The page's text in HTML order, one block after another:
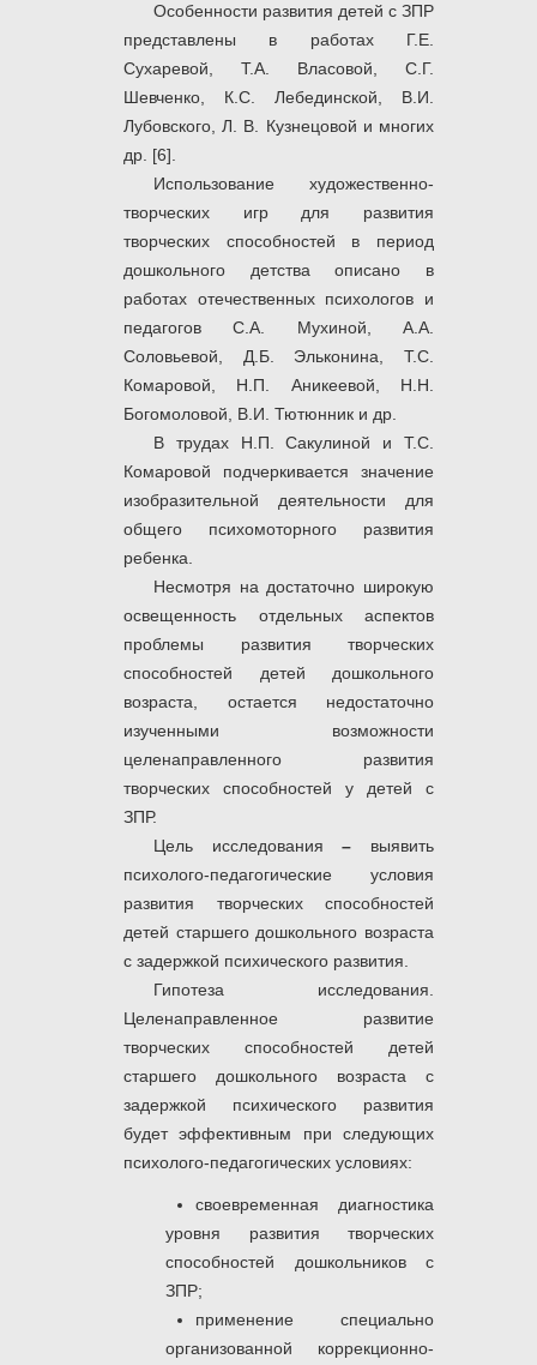
Особенности развития детей с ЗПР
представлены в работах Г.Е.
Сухаревой, Т.А. Власовой, С.Г.
Шевченко, К.С. Лебединской, В.И.
Лубовского, Л. В. Кузнецовой и многих
др. [6].
Использование художественно-
творческих игр для развития
творческих способностей в период
дошкольного детства описано в
работах отечественных психологов и
педагогов С.А. Мухиной, А.А.
Соловьевой, Д.Б. Эльконина, Т.С.
Комаровой, Н.П. Аникеевой, Н.Н.
Богомоловой, В.И. Тютюнник и др.
В трудах Н.П. Сакулиной и Т.С.
Комаровой подчеркивается значение
изобразительной деятельности для
общего психомоторного развития
ребенка.
Несмотря на достаточно широкую
освещенность отдельных аспектов
проблемы развития творческих
способностей детей дошкольного
возраста, остается недостаточно
изученными возможности
целенаправленного развития
творческих способностей у детей с
ЗПР.
Цель исследования – выявить
психолого-педагогические условия
развития творческих способностей
детей старшего дошкольного возраста
с задержкой психического развития.
Гипотеза исследования.
Целенаправленное развитие
творческих способностей детей
старшего дошкольного возраста с
задержкой психического развития
будет эффективным при следующих
психолого-педагогических условиях:
своевременная диагностика
уровня развития творческих
способностей дошкольников с
ЗПР;
применение специально
организованной коррекционно-